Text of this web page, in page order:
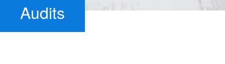
Audits